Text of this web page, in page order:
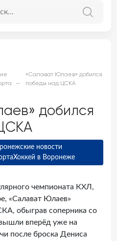
«Салават Юлаев» добился
победы над ЦСКА
добился
новости
Хоккей в Воронеже
чемпионата КХЛ,
«Салават Юлаев»
обыграв соперника со
вперёд уже на
после броска Дениса